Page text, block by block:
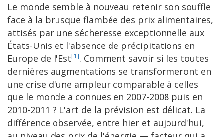
Le monde semble à nouveau retenir son souffle
face à la brusque flambée des prix alimentaires,
attisés par une sécheresse exceptionnelle aux
États-Unis et l'absence de précipitations en
Europe de l'Est[1]. Comment savoir si les toutes
dernières augmentations se transformeront en
une crise d'une ampleur comparable à celles
que le monde a connues en 2007-2008 puis en
2010-2011 ? L'art de la prévision est délicat. La
différence observée, entre hier et aujourd'hui,